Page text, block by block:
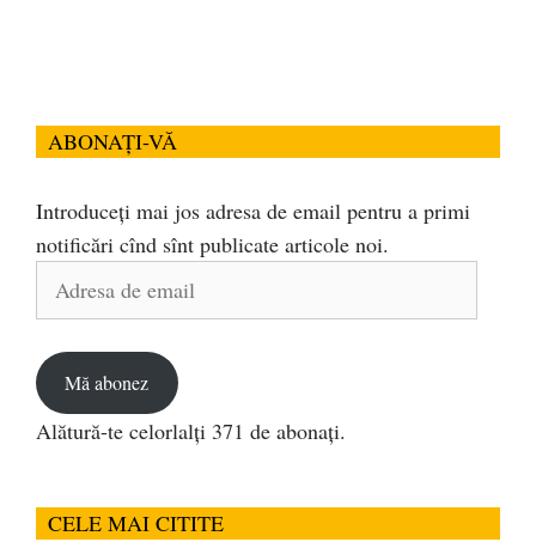
ABONAȚI-VĂ
Introduceți mai jos adresa de email pentru a primi
notificări cînd sînt publicate articole noi.
Adresa
Mă abonez
Alătură-te celorlalți 371 de abonați.
CELE MAI CITITE